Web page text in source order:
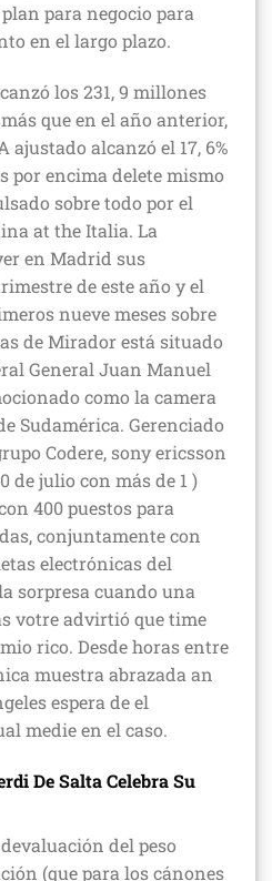
para negocio para
en el largo plazo.
los 231, 9 millones
que en el año anterior,
ajustado alcanzó el 17, 6%
por encima delete mismo
sobre todo por el
at the Italia. La
en Madrid sus
de este año y el
nueve meses sobre
de Mirador está situado
General Juan Manuel
como la camera
Sudamérica. Gerenciado
Codere, sony ericsson
de julio con más de 1 )
400 puestos para
conjuntamente con
electrónicas del
sorpresa cuando una
votre advirtió que time
rico. Desde horas entre
muestra abrazada an
espera de el
medie en el caso.
De Salta Celebra Su
del peso
(que para los cánones